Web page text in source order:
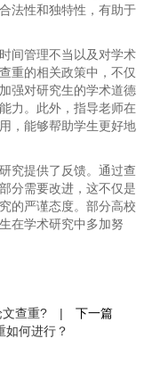
法性和独特性，有助于
间管理不当以及对学术
重的相关政策中，不仅
强对研究生的学术道德
力。此外，指导老师在
，能够帮助学生更好地
究提供了反馈。通过查
分需要改进，这不仅是
的严谨态度。部分高校
在学术研究中多加努
查重? |
下一篇
如何进行？